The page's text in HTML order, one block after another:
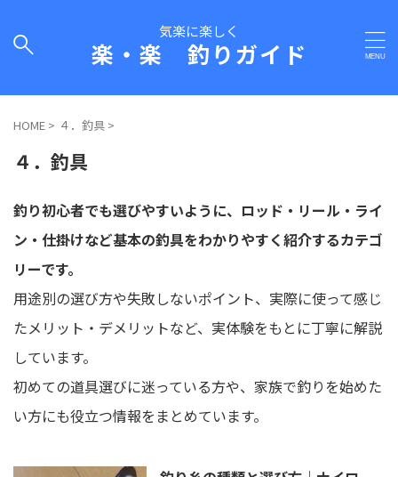
気楽に楽しく
楽・楽 釣りガイド
HOME > ４．釣具 >
４．釣具
釣り初心者でも選びやすいように、ロッド・リール・ライ
ン・仕掛けなど基本の釣具をわかりやすく紹介するカテゴ
リーです。
用途別の選び方や失敗しないポイント、実際に使って感じ
たメリット・デメリットなど、実体験をもとに丁寧に解説
しています。
初めての道具選びに迷っている方や、家族で釣りを始めた
い方にも役立つ情報をまとめています。